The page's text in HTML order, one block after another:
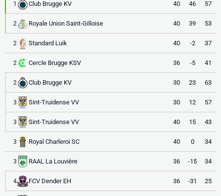
1 Club Brugge KV 40 46 57
2 Royale Union Saint-Gilloise 40 39 53
2 Standard Luik 40 -2 37
2 Cercle Brugge KSV 36 -5 41
2 Club Brugge KV 30 23 63
3 Sint-Truidense VV 30 12 57
3 Sint-Truidense VV 40 15 43
3 Royal Charleroi SC 40 0 34
3 RAAL La Louvière 36 -15 34
4 FCV Dender EH 36 -31 25